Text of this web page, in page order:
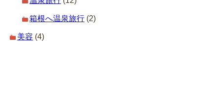
箱根へ温泉旅行 (2)
美容 (4)